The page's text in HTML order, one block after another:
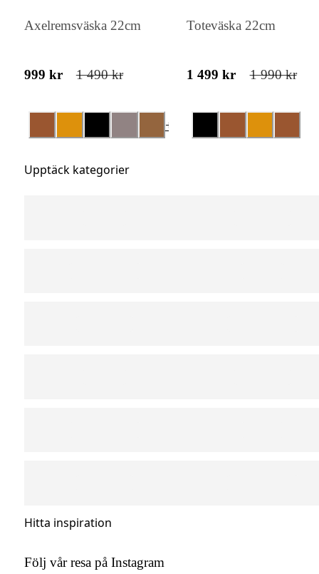
Axelremsväska 22cm
999 kr 1 490 kr
+
Toteväska 22cm
1 499 kr 1 990 kr
Upptäck kategorier
Hitta inspiration
Följ vår resa på Instagram